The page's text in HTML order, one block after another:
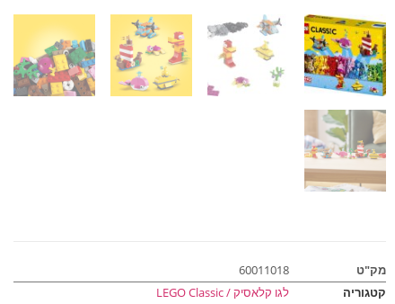
מק"ט
60011018
קטגוריה
לגו קלאסיק / LEGO Classic